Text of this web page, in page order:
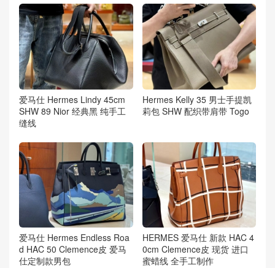
爱马仕 Hermes Lindy 45cm
SHW 89 Nior 经典黑 纯手工
缝线
Hermes Kelly 35 男士手提凯
莉包 SHW 配织带肩带 Togo
爱马仕 Hermes Endless Roa
d HAC 50 Clemence皮 爱马
仕定制款男包
HERMES 爱马仕 新款 HAC 4
0cm Clemence皮 现货 进口
蜜蜡线 全手工制作